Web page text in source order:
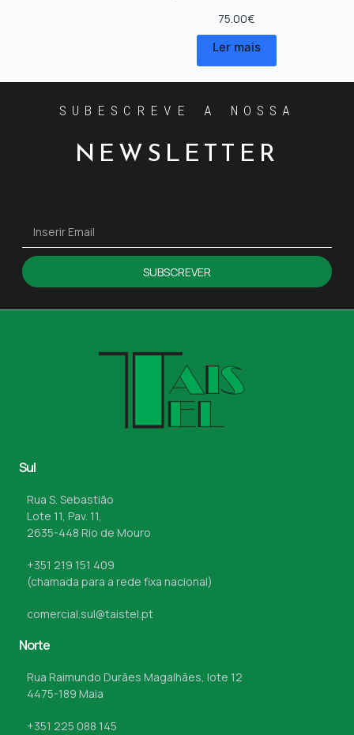
75.00€
Ler mais
SUBESCREVE A NOSSA
NEWSLETTER
SUBSCREVER
Sul
Rua S. Sebastião
Lote 11, Pav. 11,
2635-448 Rio de Mouro
+351 219 151 409
(chamada para a rede fixa nacional)
comercial.sul@taistel.pt
Norte
Rua Raimundo Durães Magalhães, lote 12
4475-189 Maia
+351 225 088 145